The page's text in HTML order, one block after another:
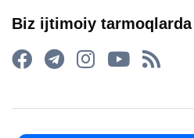
Biz ijtimoiy tarmoqlarda